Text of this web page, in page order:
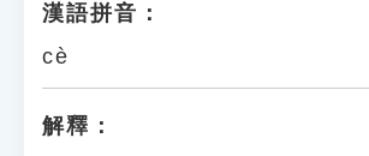
漢語拼音：
cè
解釋：